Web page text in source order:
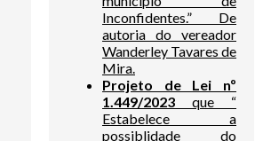
Inconfidentes.” De
autoria do vereador
Wanderley Tavares de
Mira.
Projeto de Lei nº
1.449/2023 que “
Estabelece a
possiblidade do